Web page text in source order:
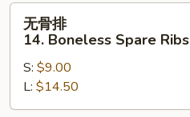
Q
Spare
Ribs
14.
Boneless
Spare
无骨排
14. Boneless Spare Ribs
S: $9.00
L: $14.50